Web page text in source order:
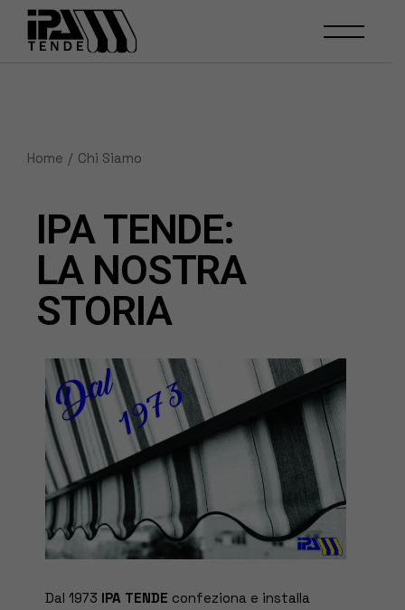
Home Chi Siamo
IPA TENDE:
LA NOSTRA
STORIA
Dal 1973 IPA TENDE confeziona e installa